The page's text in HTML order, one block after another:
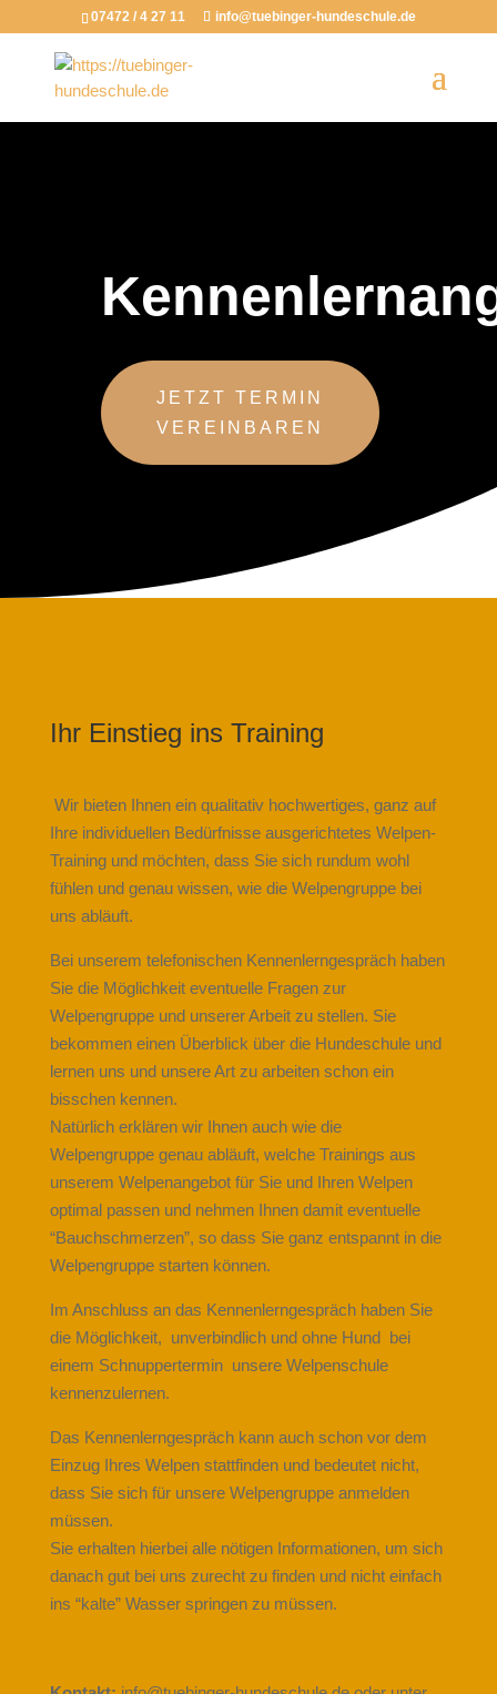
07472 / 4 27 11 info@tuebinger-hundeschule.de
JETZT TERMIN
VEREINBAREN
Ihr Einstieg ins Training
Wirbieten Ihnen ein qualitativ hochwertiges, ganz auf
Ihre individuellen Bedürfnisse ausgerichtetes Welpen-
Training und möchten, dass Sie sich rundum wohl
fühlen und genau wissen, wie die Welpengruppe bei
uns abläuft.
Bei unserem telefonischen Kennenlerngespräch haben
Sie die Möglichkeit eventuelle Fragen zur
Welpengruppe und unserer Arbeit zu stellen. Sie
bekommen einen Überblick über die Hundeschule und
lernen uns und unsere Art zu arbeiten schon ein
bisschen kennen.
Natürlich erklären wir Ihnen auch wie die
Welpengruppe genau abläuft, welche Trainings aus
unserem Welpenangebot für Sie und Ihren Welpen
optimal passen und nehmen Ihnen damit eventuelle
“Bauchschmerzen”, so dass Sie ganz entspannt in die
Welpengruppe starten können.
Im Anschluss an das Kennenlerngespräch haben Sie
die Möglichkeit, unverbindlich und ohne Hund bei
einem Schnuppertermin unsere Welpenschule
kennenzulernen.
Das Kennenlerngespräch kann auch schon vor dem
Einzug Ihres Welpen stattfinden und bedeutet nicht,
dass Sie sich für unsere Welpengruppe anmelden
müssen.
Sie erhalten hierbei alle nötigen Informationen, um sich
danach gut bei uns zurecht zu finden und nicht einfach
ins “kalte” Wasser springen zu müssen.